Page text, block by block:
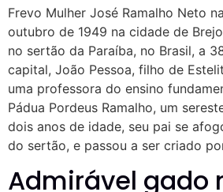
Frevo Mulher José Ramalho Neto
outubro de 1949 na cidade de
no sertão da Paraíba, no Brasil, a
capital, João Pessoa, filho de
uma professora do ensino
Pádua Pordeus Ramalho, um
dois anos de idade, seu pai se
do sertão, e passou a ser criado
Admirável gado